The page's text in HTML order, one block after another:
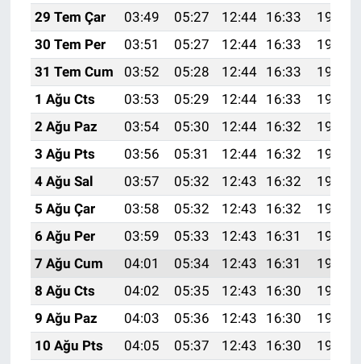
29 Tem Çar
03:49 05:27 12:44 16:33
19:51
30 Tem Per
03:51 05:27 12:44 16:33
19:50
31 Tem Cum
03:52 05:28 12:44 16:33
19:49
1 Ağu Cts
03:53 05:29 12:44 16:33
19:48
2 Ağu Paz
03:54 05:30 12:44 16:32
19:47
3 Ağu Pts
03:56 05:31 12:44 16:32
19:46
4 Ağu Sal
03:57 05:32 12:43 16:32
19:45
5 Ağu Çar
03:58 05:32 12:43 16:32
19:44
6 Ağu Per
03:59 05:33 12:43 16:31
19:43
7 Ağu Cum
04:01 05:34 12:43 16:31
19:42
8 Ağu Cts
04:02 05:35 12:43 16:30
19:41
9 Ağu Paz
04:03 05:36 12:43 16:30
19:40
10 Ağu Pts
04:05 05:37 12:43 16:30
19:39